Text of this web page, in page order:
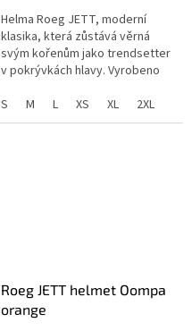
Helma Roeg JETT, moderní
klasika, která zůstává věrná
svým kořenům jako trendsetter
v pokrývkách hlavy. Vyrobeno
otevřený design bez
kompromisů ve...
S M L XS XL 2XL
Roeg JETT helmet Oompa
orange